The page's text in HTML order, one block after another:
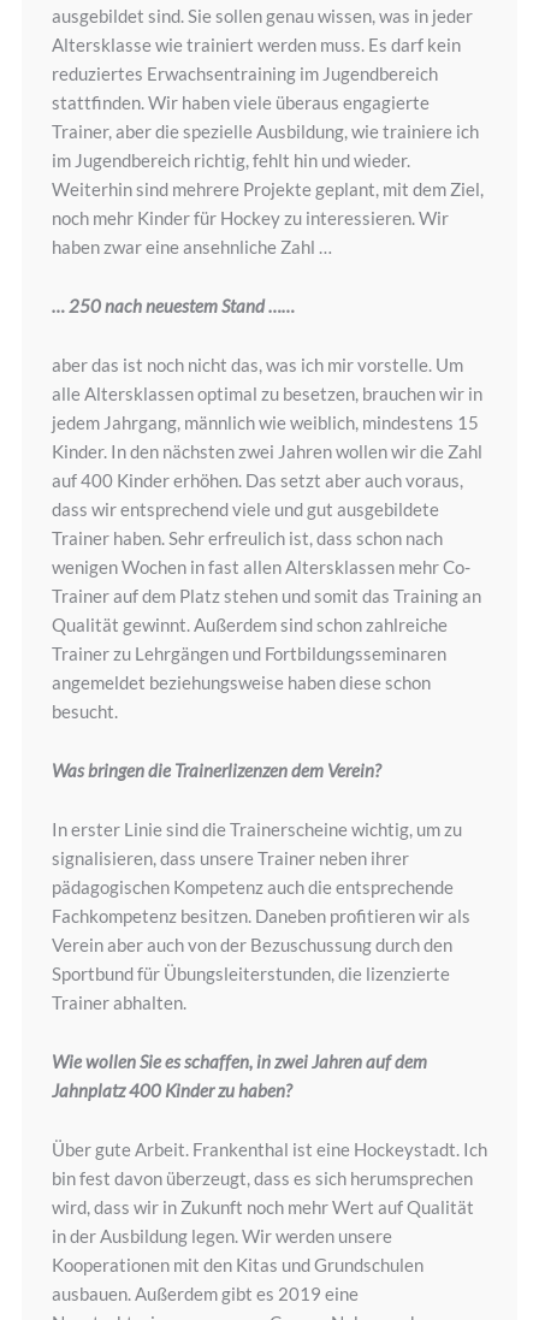
ausgebildet sind. Sie sollen genau wissen, was in jeder
Altersklasse wie trainiert werden muss. Es darf kein
reduziertes Erwachsentraining im Jugendbereich
stattfinden. Wir haben viele überaus engagierte
Trainer, aber die spezielle Ausbildung, wie trainiere ich
im Jugendbereich richtig, fehlt hin und wieder.
Weiterhin sind mehrere Projekte geplant, mit dem Ziel,
noch mehr Kinder für Hockey zu interessieren. Wir
haben zwar eine ansehnliche Zahl …
… 250 nach neuestem Stand ……
aber das ist noch nicht das, was ich mir vorstelle. Um
alle Altersklassen optimal zu besetzen, brauchen wir in
jedem Jahrgang, männlich wie weiblich, mindestens 15
Kinder. In den nächsten zwei Jahren wollen wir die Zahl
auf 400 Kinder erhöhen. Das setzt aber auch voraus,
dass wir entsprechend viele und gut ausgebildete
Trainer haben. Sehr erfreulich ist, dass schon nach
wenigen Wochen in fast allen Altersklassen mehr Co-
Trainer auf dem Platz stehen und somit das Training an
Qualität gewinnt. Außerdem sind schon zahlreiche
Trainer zu Lehrgängen und Fortbildungsseminaren
angemeldet beziehungsweise haben diese schon
besucht.
Was bringen die Trainerlizenzen dem Verein?
In erster Linie sind die Trainerscheine wichtig, um zu
signalisieren, dass unsere Trainer neben ihrer
pädagogischen Kompetenz auch die entsprechende
Fachkompetenz besitzen. Daneben profitieren wir als
Verein aber auch von der Bezuschussung durch den
Sportbund für Übungsleiterstunden, die lizenzierte
Trainer abhalten.
Wie wollen Sie es schaffen, in zwei Jahren auf dem
Jahnplatz 400 Kinder zu haben?
Über gute Arbeit. Frankenthal ist eine Hockeystadt. Ich
bin fest davon überzeugt, dass es sich herumsprechen
wird, dass wir in Zukunft noch mehr Wert auf Qualität
in der Ausbildung legen. Wir werden unsere
Kooperationen mit den Kitas und Grundschulen
ausbauen. Außerdem gibt es 2019 eine